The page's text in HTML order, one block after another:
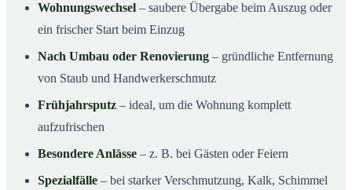
Wohnungswechsel – saubere Übergabe beim Auszug oder
ein frischer Start beim Einzug
Nach Umbau oder Renovierung – gründliche Entfernung
von Staub und Handwerkerschmutz
Frühjahrsputz – ideal, um die Wohnung komplett
aufzufrischen
Besondere Anlässe – z. B. bei Gästen oder Feiern
Spezialfälle – bei starker Verschmutzung, Kalk, Schimmel